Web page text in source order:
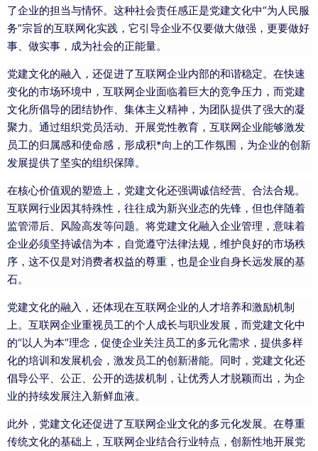
了企业的担当与情怀。这种社会责任感正是党建文化中“为人民服
务”宗旨的互联网化实践，它引导企业不仅要做大做强，更要做好
事、做实事，成为社会的正能量。
党建文化的融入，还促进了互联网企业内部的和谐稳定。在快速
变化的市场环境中，互联网企业面临着巨大的竞争压力，而党建
文化所倡导的团结协作、集体主义精神，为团队提供了强大的凝
聚力。通过组织党员活动、开展党性教育，互联网企业能够激发
员工的归属感和使命感，形成积*向上的工作氛围，为企业的创新
发展提供了坚实的组织保障。
在核心价值观的塑造上，党建文化还强调诚信经营、合法合规。
互联网行业因其特殊性，往往成为新兴业态的先锋，但也伴随着
监管滞后、风险高发等问题。将党建文化融入企业管理，意味着
企业必须坚持诚信为本，自觉遵守法律法规，维护良好的市场秩
序，这不仅是对消费者权益的尊重，也是企业自身长远发展的基
石。
党建文化的融入，还体现在互联网企业的人才培养和激励机制
上。互联网企业重视员工的个人成长与职业发展，而党建文化中
的“以人为本”理念，促使企业关注员工的多元化需求，提供多样
化的培训和发展机会，激发员工的创新潜能。同时，党建文化还
倡导公平、公正、公开的选拔机制，让优秀人才脱颖而出，为企
业的持续发展注入新鲜血液。
此外，党建文化还促进了互联网企业文化的多元化发展。在尊重
传统文化的基础上，互联网企业结合行业特点，创新性地开展党